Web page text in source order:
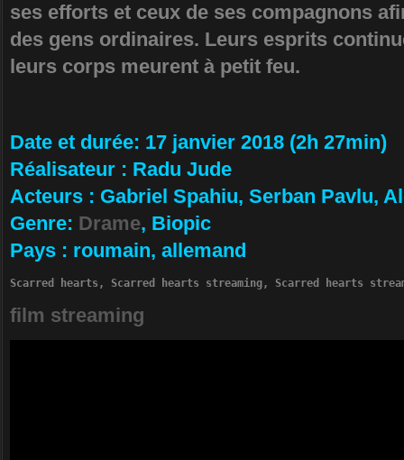
ses efforts et ceux de ses compagnons
des gens ordinaires. Leurs esprits
leurs corps meurent à petit feu.
Da­te et durée: 17 janvier 2018 (2h 27min)
Ré­alisateur : Radu Jude
Ac­teurs : Gabriel Spahiu, Serban Pavlu,
Ge­nre: Drame, Biopic
Pa­ys : roumain, allemand
Scarred hearts, Scarred hearts streaming, Scarred hearts
film streaming